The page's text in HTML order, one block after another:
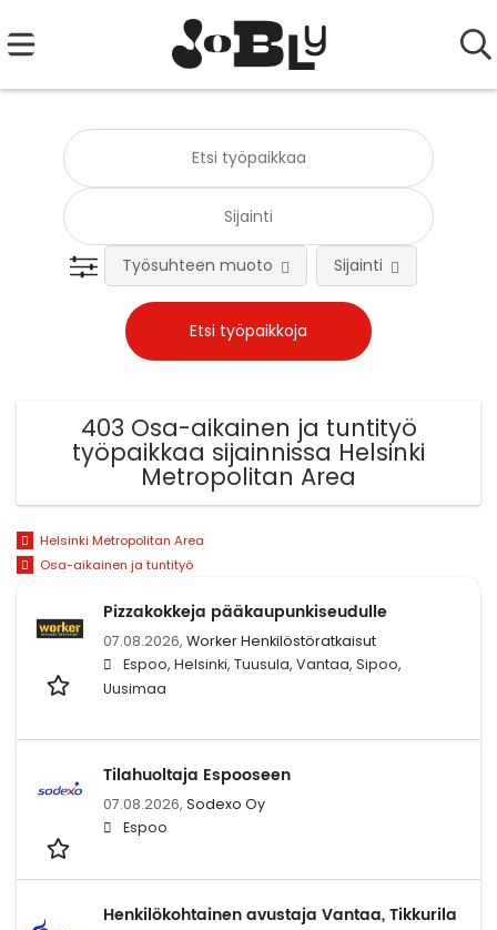
Työsuhteen muoto Sijainti
403 Osa-aikainen ja tuntityö
työpaikkaa sijainnissa Helsinki
Metropolitan Area
Helsinki Metropolitan Area
Osa-aikainen ja tuntityö
Pizzakokkeja pääkaupunkiseudulle
07.08.2026, Worker Henkilöstöratkaisut
Espoo, Helsinki, Tuusula, Vantaa, Sipoo,
Uusimaa
Tilahuoltaja Espooseen
07.08.2026, Sodexo Oy
Espoo
Henkilökohtainen avustaja Vantaa, Tikkurila